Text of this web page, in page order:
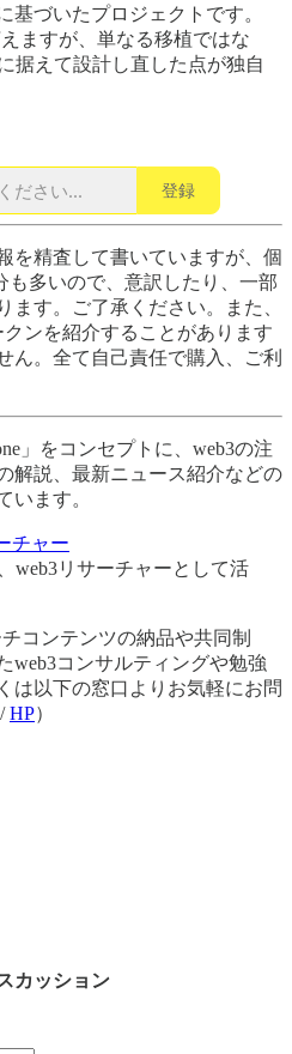
基づいたプロジェクトです。
えますが、単なる移植ではな
据えて設計し直した点が独自
登録
を精査して書いていますが、個
も多いので、意訳したり、一部
ます。ご了承ください。また、
ンを紹介することがあります
ん。全て自己責任で購入、ご利
」をコンセプトに、web3の注
解説、最新ニュース紹介などの
います。
チャー
web3リサーチャーとして活
コンテンツの納品や共同制
web3コンサルティングや勉強
は以下の窓口よりお気軽にお問
/HP）
カッション